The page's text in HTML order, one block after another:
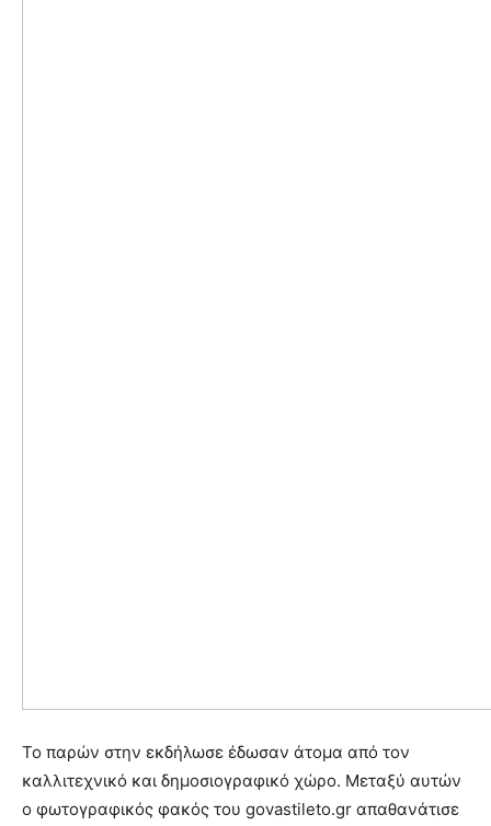
Το παρών στην εκδήλωσε έδωσαν άτομα από τον
καλλιτεχνικό και δημοσιογραφικό χώρο. Μεταξύ αυτών
ο φωτογραφικός φακός του govastileto.gr απαθανάτισε